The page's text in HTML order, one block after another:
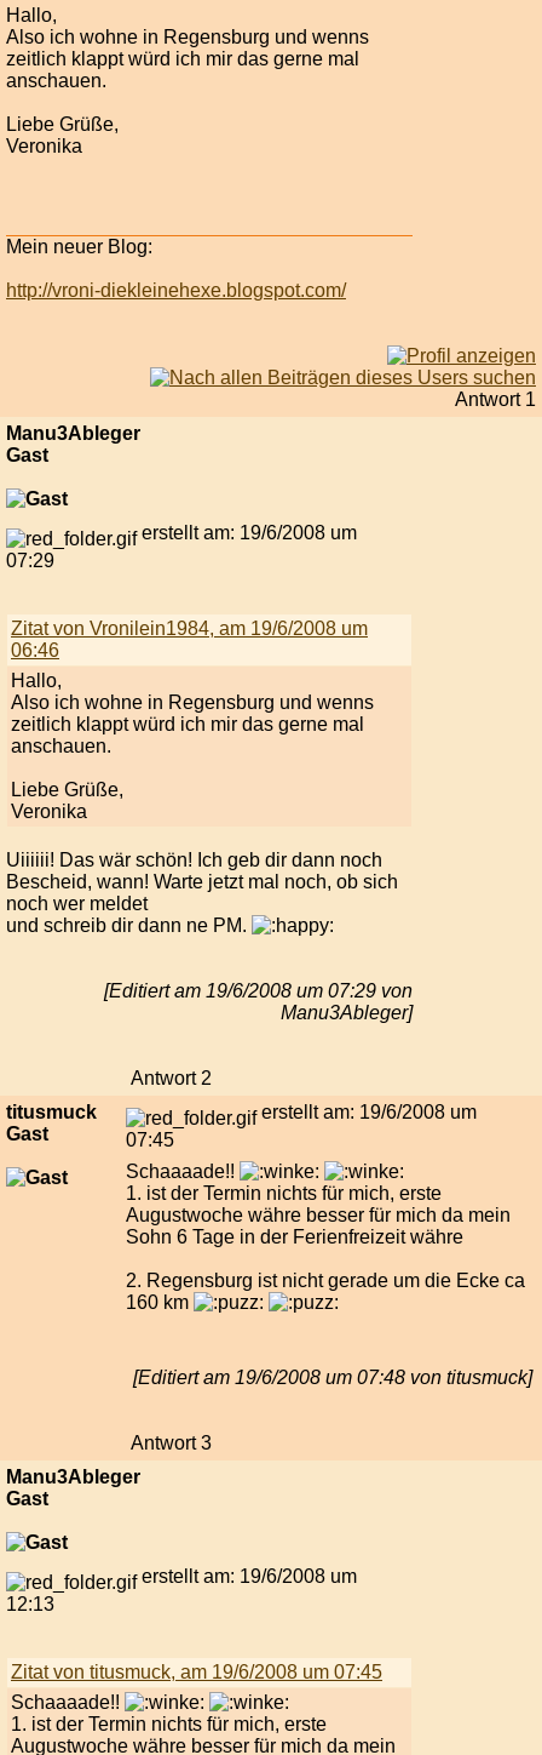
Hallo,
Also ich wohne in Regensburg und wenns
zeitlich klappt würd ich mir das gerne mal
anschauen.
Liebe Grüße,
Veronika
Mein neuer Blog:
http://vroni-diekleinehexe.blogspot.com/
Antwort 1
Manu3Ableger
Gast
erstellt am: 19/6/2008 um
07:29
Zitat von Vronilein1984, am 19/6/2008 um
06:46
Hallo,
Also ich wohne in Regensburg und wenns
zeitlich klappt würd ich mir das gerne mal
anschauen.
Liebe Grüße,
Veronika
Uiiiiii! Das wär schön! Ich geb dir dann noch
Bescheid, wann! Warte jetzt mal noch, ob sich
noch wer meldet
und schreib dir dann ne PM.
[Editiert am 19/6/2008 um 07:29 von
Manu3Ableger]
Antwort 2
titusmuck
Gast
erstellt am: 19/6/2008 um
07:45
Schaaaade!!
1. ist der Termin nichts für mich, erste
Augustwoche währe besser für mich da mein
Sohn 6 Tage in der Ferienfreizeit währe
2. Regensburg ist nicht gerade um die Ecke ca
160 km
[Editiert am 19/6/2008 um 07:48 von titusmuck]
Antwort 3
Manu3Ableger
Gast
erstellt am: 19/6/2008 um
12:13
Zitat von titusmuck, am 19/6/2008 um 07:45
Schaaaade!!
1. ist der Termin nichts für mich, erste
Augustwoche währe besser für mich da mein